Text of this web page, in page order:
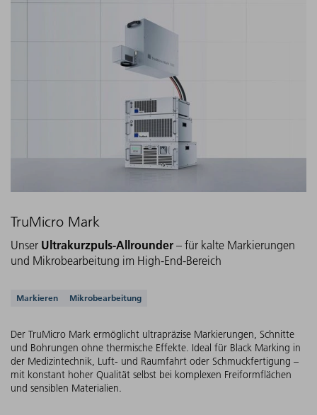
TruMicro Mark
Unser Ultrakurzpuls-Allrounder – für kalte Markierungen
und Mikrobearbeitung im High-End-Bereich
Unterstützte Anwendungen
Markieren Mikrobearbeitung
Der TruMicro Mark ermöglicht ultrapräzise Markierungen, Schnitte
und Bohrungen ohne thermische Effekte. Ideal für Black Marking in
der Medizintechnik, Luft- und Raumfahrt oder Schmuckfertigung –
mit konstant hoher Qualität selbst bei komplexen Freiformflächen
und sensiblen Materialien.